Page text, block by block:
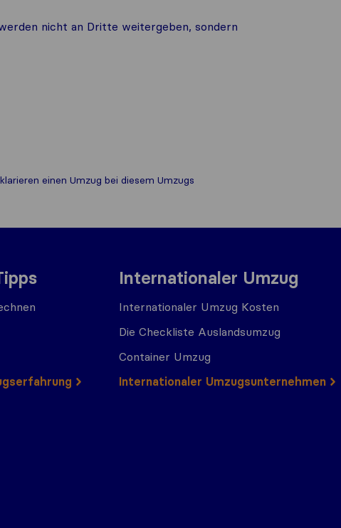
nicht an Dritte weitergeben, sondern
einen Umzug bei diesem Umzugs​
Internationaler Umzug
Internationaler Umzug Kosten
Die Checkliste Auslandsumzug
Container Umzug
Internationaler Umzugsunternehmen